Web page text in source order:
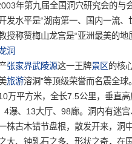
年第九届全国洞穴研究会的
发水平是“湖南第一、国内一流、
授称赞梅山龙宫是“亚洲最美的地
洞
张家界武陵源这一王牌景区的核
旅游溶洞”等顶级荣誉而名震全球
万平方米，全长7.5公里，垂直
4瀑、13大厅、98廊。洞内有迷
株古木错节盘根，散发开来，洞
大、钟乳石之多、形状之奇，在